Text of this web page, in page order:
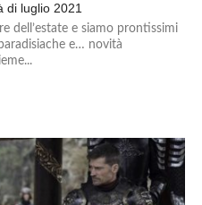
di luglio 2021
dell’estate e siamo prontissimi
e… novità